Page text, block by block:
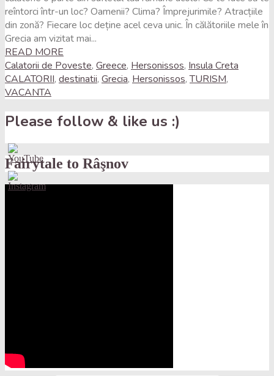
reîntorci într-un loc? Oamenii? Clima? Împrejurimile? Atracțiile
din zonă? Fiecare loc deține acel ceva unic. În călătoriile mele în
Grecia am vizitat mai...
READ MORE
Calatorii de Poveste, Greece, Hersonissos, Insula Creta
CALATORII, destinatii, Grecia, Hersonissos,TURISM,
VACANTA
Please follow & like us :)
Set
Fairytale to Râşnov